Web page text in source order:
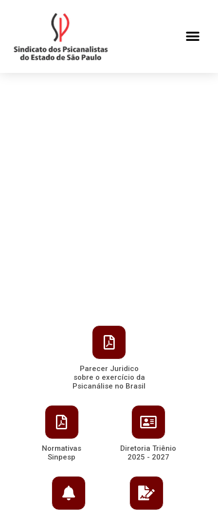
Parecer Juridico
sobre o exercício da
Psicanálise no Brasil
Normativas
Sinpesp
Diretoria Triênio
2025 - 2027